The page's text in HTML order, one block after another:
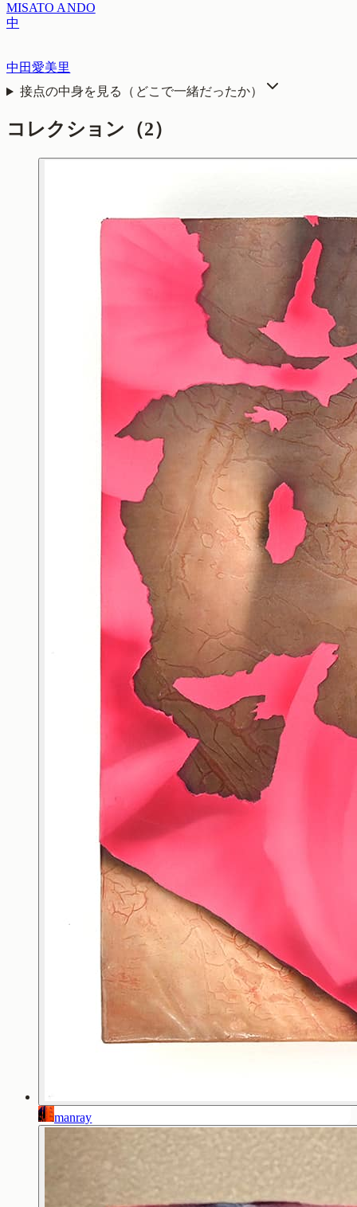
MISATO ANDO
中
中田愛美里
接点の中身を見る（どこで一緒だったか）
コレクション （2）
manray